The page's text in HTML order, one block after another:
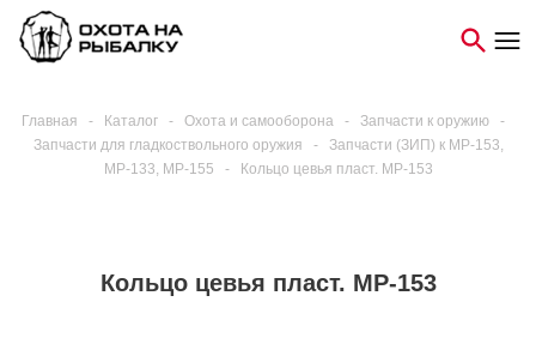
Главная - Каталог - Охота и самооборона - Запчасти к оружию
-
Запчасти для гладкоствольного оружия
-
Запчасти (ЗИП) к МР-153,
МР-133, МР-155
- Кольцо цевья пласт. МР-153
Кольцо цевья пласт. МР-153